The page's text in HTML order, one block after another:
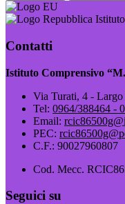
Contatti
Istituto Comprensivo
Via Turati, 4 -
Tel: 0964/388464 -
Email:
PEC:
C.F.: 90027960807
Cod. Mecc.
Seguici su